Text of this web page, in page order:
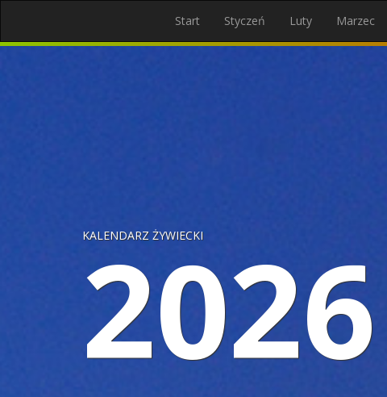
Start Styczeń Luty Marzec
KALENDARZ ŻYWIECKI
2026